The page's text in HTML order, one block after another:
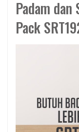
Padam
Pack